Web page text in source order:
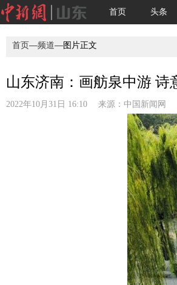
首页 头条
首页—频道—图片正文
山东济南：画舫泉中游 诗
2022年10月31日 16:10 来源： 中国新闻网